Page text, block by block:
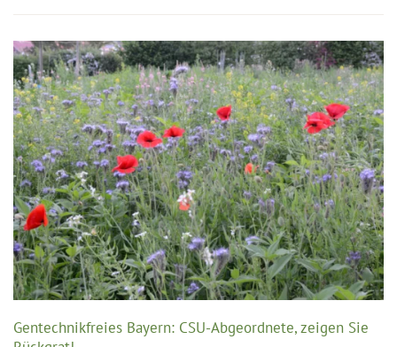
Gentechnikfreies Bayern: CSU-Abgeordnete, zeigen Sie